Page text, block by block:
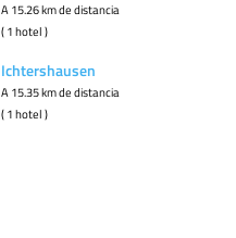
A 15.26 km de distancia
( 1 hotel )
Ichtershausen
A 15.35 km de distancia
( 1 hotel )